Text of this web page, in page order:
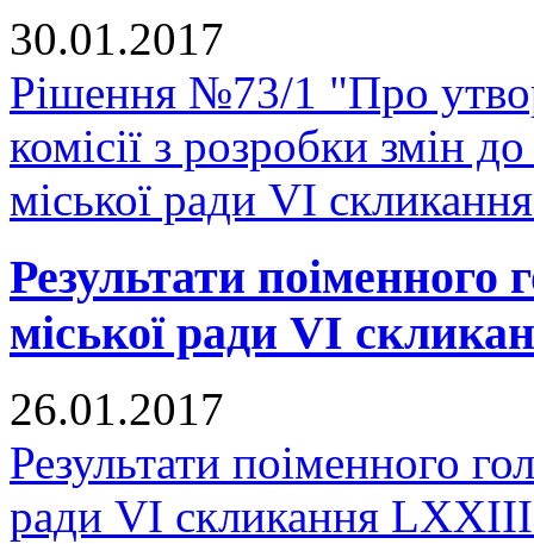
30.01.2017
Рішення №73/1 "Про
комісії з розробки змін
міської ради VI
Результати
міської ради VI
26.01.2017
Результати поіменного
ради VI скликання LXXIII